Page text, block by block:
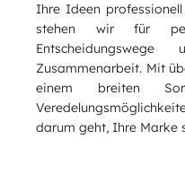
Ihre Ideen
stehen wir für
Zusammenarbeit. Mit
einem breiten
darum geht, Ihre Marke